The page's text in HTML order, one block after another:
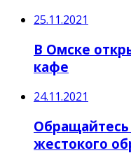
25.11.2021
В Омске
кафе
24.11.2021
жестокого